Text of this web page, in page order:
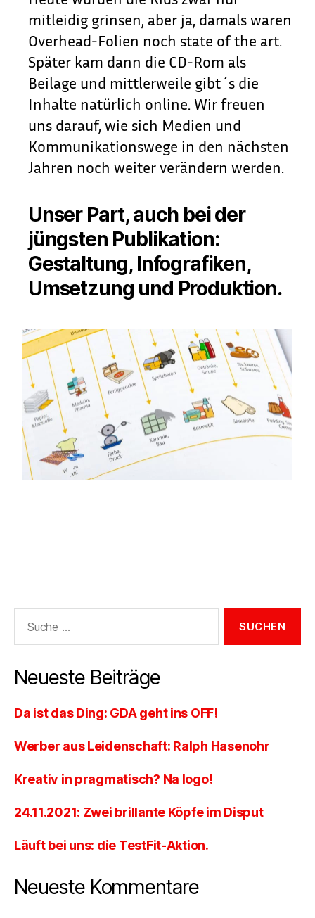
mitleidig grinsen, aber ja, damals waren
Overhead-Folien noch state of the art.
Später kam dann die CD-Rom als
Beilage und mittlerweile gibt´s die
Inhalte natürlich online. Wir freuen
uns darauf, wie sich Medien und
Kommunikationswege in den nächsten
Jahren noch weiter verändern werden.
Unser Part, auch bei der
jüngsten Publikation:
Gestaltung, Infografiken,
Umsetzung und Produktion.
Neueste Beiträge
Da ist das Ding: GDA geht ins OFF!
Werber aus Leidenschaft: Ralph Hasenohr
Kreativ in pragmatisch? Na logo!
24.11.2021: Zwei brillante Köpfe im Disput
Läuft bei uns: die TestFit-Aktion.
Neueste Kommentare